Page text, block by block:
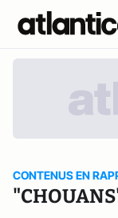
CONTENUS EN